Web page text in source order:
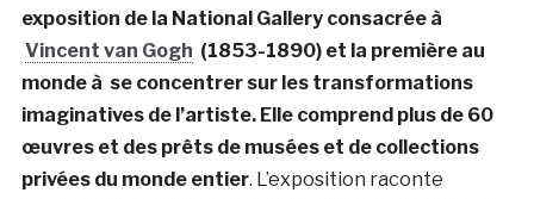
exposition de la National Gallery consacrée à
Vincent van Gogh (1853-1890) et la première au
monde à se concentrer sur les transformations
imaginatives de l’artiste. Elle comprend plus de 60
œuvres et des prêts de musées et de collections
privées du monde entier. L’exposition raconte